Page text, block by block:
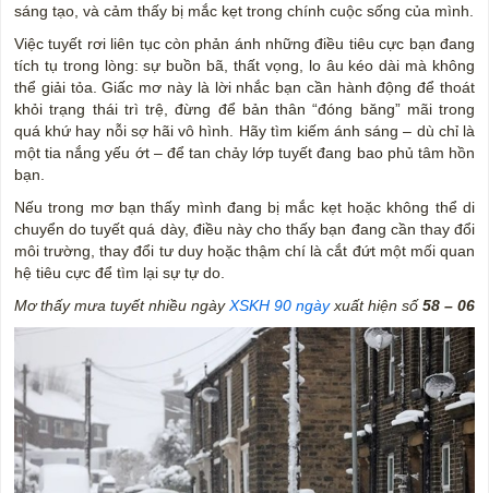
sáng tạo, và cảm thấy bị mắc kẹt trong chính cuộc sống của mình.
Việc tuyết rơi liên tục còn phản ánh những điều tiêu cực bạn đang
tích tụ trong lòng: sự buồn bã, thất vọng, lo âu kéo dài mà không
thể giải tỏa. Giấc mơ này là lời nhắc bạn cần hành động để thoát
khỏi trạng thái trì trệ, đừng để bản thân “đóng băng” mãi trong
quá khứ hay nỗi sợ hãi vô hình. Hãy tìm kiếm ánh sáng – dù chỉ là
một tia nắng yếu ớt – để tan chảy lớp tuyết đang bao phủ tâm hồn
bạn.
Nếu trong mơ bạn thấy mình đang bị mắc kẹt hoặc không thể di
chuyển do tuyết quá dày, điều này cho thấy bạn đang cần thay đổi
môi trường, thay đổi tư duy hoặc thậm chí là cắt đứt một mối quan
hệ tiêu cực để tìm lại sự tự do.
Mơ thấy mưa tuyết nhiều ngàyXSKH 90 ngàyxuất hiện số58 – 06